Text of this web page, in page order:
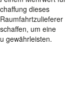
dieses
um eine
gewährleisten.